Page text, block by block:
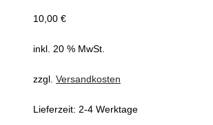
10,00 €
inkl. 20 % MwSt.
zzgl. Versandkosten
Lieferzeit: 2-4 Werktage